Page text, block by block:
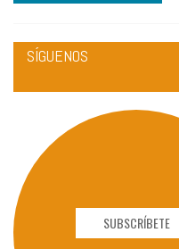
SÍGUENOS
SUBSCRÍBETE